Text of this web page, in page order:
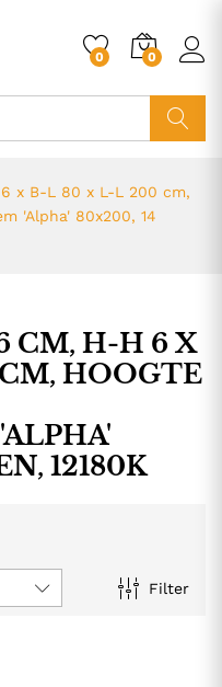
0 0
x B-L 80 x L-L 200 cm,
'Alpha' 80x200, 14
CM, H-H 6 X
HOOGTE
12180K
Filter